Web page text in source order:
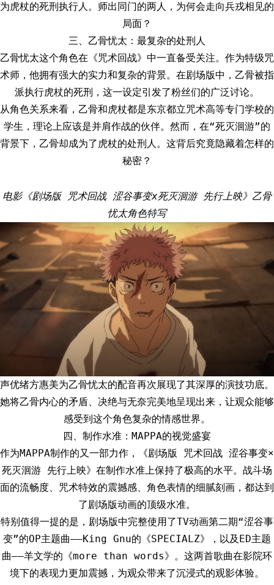
为虎杖的死刑执行人。师出同门的两人，为何会走向兵戎相见的
局面？
三、乙骨忧太：最复杂的处刑人
乙骨忧太这个角色在《咒术回战》中一直备受关注。作为特级咒
术师，他拥有强大的实力和复杂的背景。在剧场版中，乙骨被指
派执行虎杖的死刑，这一设定引发了粉丝们的广泛讨论。
从角色关系来看，乙骨和虎杖都是东京都立咒术高等专门学校的
学生，理论上应该是并肩作战的伙伴。然而，在“死灭洄游”的
背景下，乙骨却成为了虎杖的处刑人。这背后究竟隐藏着怎样的
秘密？
电影《剧场版 咒术回战 涩谷事变x死灭洄游 先行上映》乙骨
忧太角色特写
声优绪方惠美为乙骨忧太的配音再次展现了其深厚的演技功底。
她将乙骨内心的矛盾、决绝与无奈完美地呈现出来，让观众能够
感受到这个角色复杂的情感世界。
四、制作水准：MAPPA的视觉盛宴
作为MAPPA制作的又一部力作，《剧场版 咒术回战 涩谷事变×
死灭洄游 先行上映》在制作水准上保持了极高的水平。战斗场
面的流畅度、咒术特效的震撼感、角色表情的细腻刻画，都达到
了剧场版动画的顶级水准。
特别值得一提的是，剧场版中完整使用了TV动画第二期“涩谷事
变”的OP主题曲——King Gnu的《SPECIALZ》，以及ED主题
曲——羊文学的《more than words》。这两首歌曲在影院环
境下的表现力更加震撼，为观众带来了沉浸式的观影体验。